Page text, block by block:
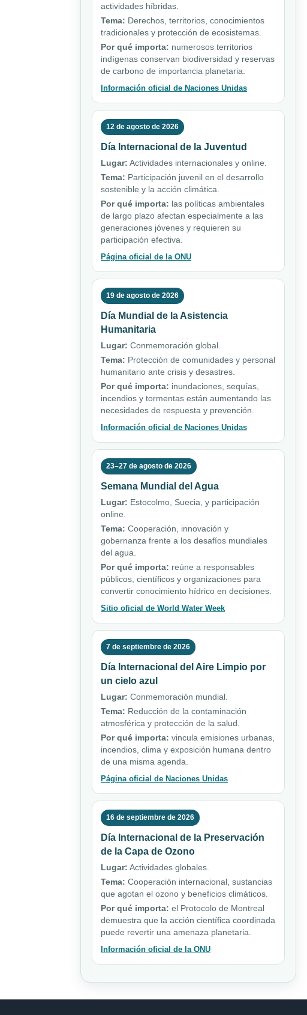
actividades híbridas.
Tema: Derechos, territorios, conocimientos
tradicionales y protección de ecosistemas.
Por qué importa: numerosos territorios
indígenas conservan biodiversidad y reservas
de carbono de importancia planetaria.
Información oficial de Naciones Unidas
12 de agosto de 2026
Día Internacional de la Juventud
Lugar: Actividades internacionales y online.
Tema: Participación juvenil en el desarrollo
sostenible y la acción climática.
Por qué importa: las políticas ambientales
de largo plazo afectan especialmente a las
generaciones jóvenes y requieren su
participación efectiva.
Página oficial de la ONU
19 de agosto de 2026
Día Mundial de la Asistencia
Humanitaria
Lugar: Conmemoración global.
Tema: Protección de comunidades y personal
humanitario ante crisis y desastres.
Por qué importa: inundaciones, sequías,
incendios y tormentas están aumentando las
necesidades de respuesta y prevención.
Información oficial de Naciones Unidas
23–27 de agosto de 2026
Semana Mundial del Agua
Lugar: Estocolmo, Suecia, y participación
online.
Tema: Cooperación, innovación y
gobernanza frente a los desafíos mundiales
del agua.
Por qué importa: reúne a responsables
públicos, científicos y organizaciones para
convertir conocimiento hídrico en decisiones.
Sitio oficial de World Water Week
7 de septiembre de 2026
Día Internacional del Aire Limpio por
un cielo azul
Lugar: Conmemoración mundial.
Tema: Reducción de la contaminación
atmosférica y protección de la salud.
Por qué importa: vincula emisiones urbanas,
incendios, clima y exposición humana dentro
de una misma agenda.
Página oficial de Naciones Unidas
16 de septiembre de 2026
Día Internacional de la Preservación
de la Capa de Ozono
Lugar: Actividades globales.
Tema: Cooperación internacional, sustancias
que agotan el ozono y beneficios climáticos.
Por qué importa: el Protocolo de Montreal
demuestra que la acción científica coordinada
puede revertir una amenaza planetaria.
Información oficial de la ONU